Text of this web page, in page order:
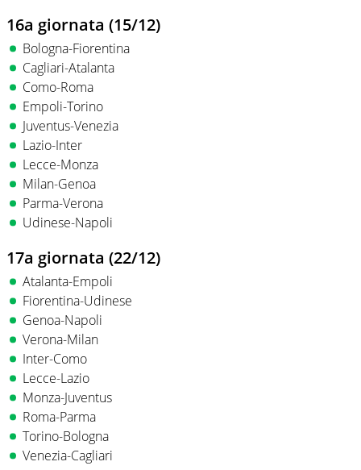
16a giornata (15/12)
Bologna-Fiorentina
Cagliari-Atalanta
Como-Roma
Empoli-Torino
Juventus-Venezia
Lazio-Inter
Lecce-Monza
Milan-Genoa
Parma-Verona
Udinese-Napoli
17a giornata (22/12)
Atalanta-Empoli
Fiorentina-Udinese
Genoa-Napoli
Verona-Milan
Inter-Como
Lecce-Lazio
Monza-Juventus
Roma-Parma
Torino-Bologna
Venezia-Cagliari